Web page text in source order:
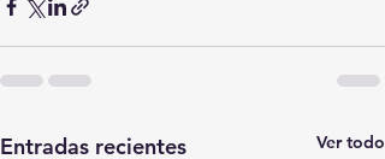
Entradas recientes Ver todo